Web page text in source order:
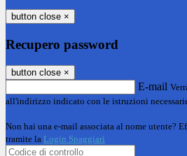
button close ×
Recupero password
button close ×
E-mail
all'indirizzo indicato con le istruzioni
Non hai una e-mail associata al nome utente?
tramite la Login Spaggiari